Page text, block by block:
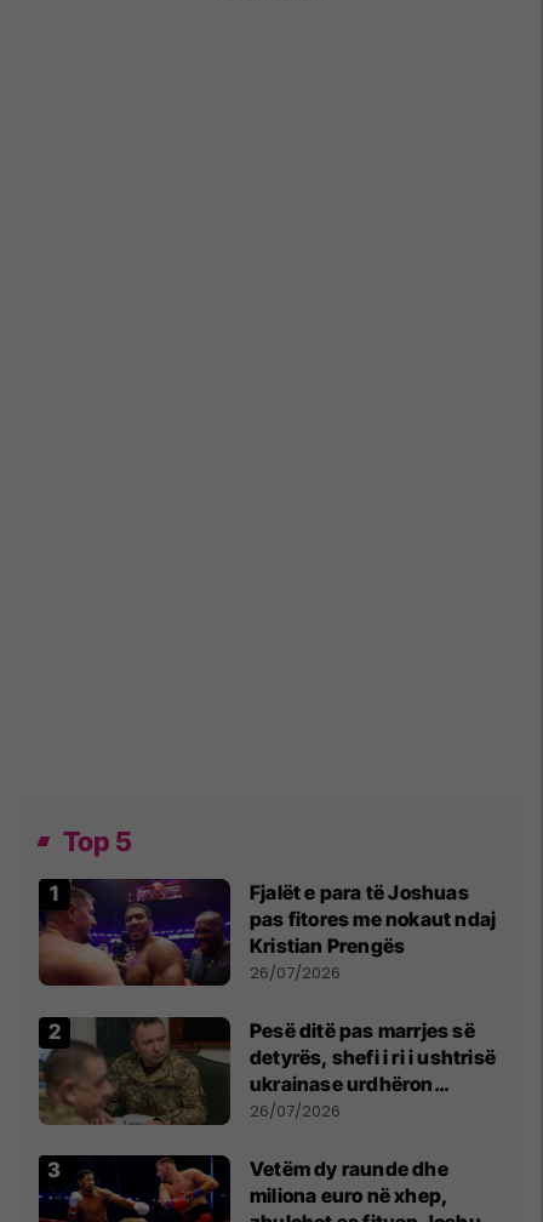
Top 5
Fjalët e para të Joshuas
pas fitores me nokaut ndaj
Kristian Prengës
26/07/2026
Pesë ditë pas marrjes së
detyrës, shefi i ri i ushtrisë
ukrainase urdhëron
kontroll të madh
26/07/2026
Vetëm dy raunde dhe
miliona euro në xhep,